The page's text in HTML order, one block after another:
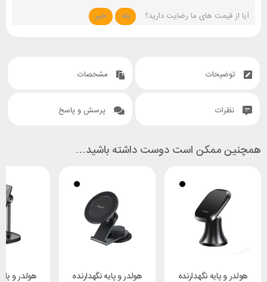
آیا از قیمت های ما رضایت دارید؟
بله خیر
توضیحات مشخصات
نظرات پرسش و پاسخ
همچنین ممکن است دوست داشته باشید…
هولدر و پایه نگهدارنده
هولدر و پایه نگهدارنده
هولدر و